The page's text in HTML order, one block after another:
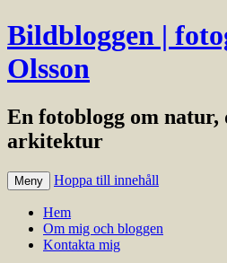
Bildbloggen |
Olsson
En fotoblogg om
arkitektur
Meny Hoppa till innehåll
Hem
Om mig och bloggen
Kontakta mig